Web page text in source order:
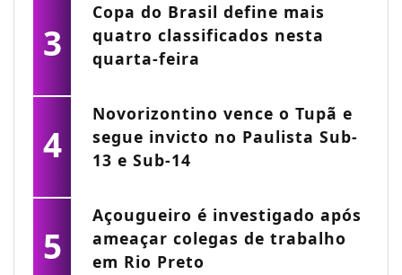
3
Copa do Brasil define mais
quatro classificados nesta
quarta-feira
4
Novorizontino vence o Tupã e
segue invicto no Paulista Sub-
13 e Sub-14
5
Açougueiro é investigado após
ameaçar colegas de trabalho
em Rio Preto